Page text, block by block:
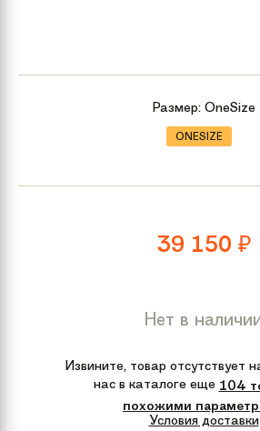
39 150 ₽
Нет в
Извините, товар отсутствует
нас в каталоге еще 104
похожими
Размер: OneSize
ONESIZE
Условия доставки